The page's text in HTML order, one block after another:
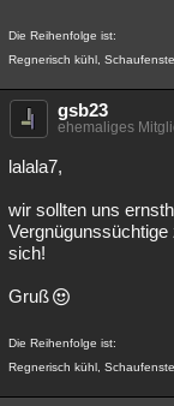
Die Reihenfolge ist:
Regnerisch kühl,
gsb23
ehemaliges
lalala7,
wir sollten uns
sich!
Gruß
Die Reihenfolge ist:
Regnerisch kühl,